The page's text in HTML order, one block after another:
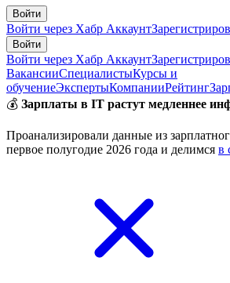
Войти
Войти через Хабр Аккаунт
Войти
Войти через Хабр Аккаунт
ВакансииСпециалистыКурсы и
обучениеЭкспертыКомпанииРейтинг
💰 Зарплаты в IT растут медленнее
Проанализировали данные из
первое полугодие 2026 года и делимся в